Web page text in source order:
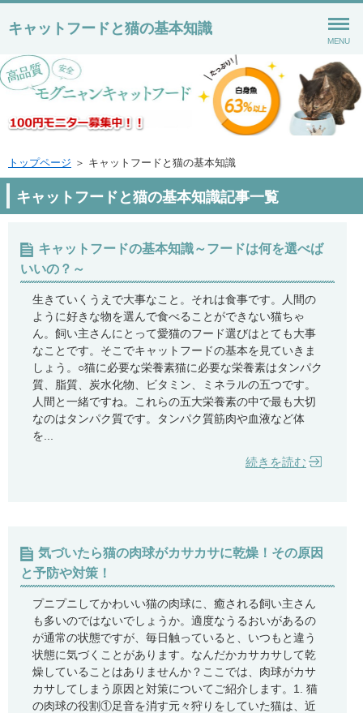
キャットフードと猫の基本知識
MENU
トップページ ＞ キャットフードと猫の基本知識
キャットフードと猫の基本知識記事一覧
キャットフードの基本知識～フードは何を選べば
いいの？～
生きていくうえで大事なこと。それは食事です。人間の
ように好きな物を選んで食べることができない猫ちゃ
ん。飼い主さんにとって愛猫のフード選びはとても大事
なことです。そこでキャットフードの基本を見ていきま
しょう。○猫に必要な栄養素猫に必要な栄養素はタンパク
質、脂質、炭水化物、ビタミン、ミネラルの五つです。
人間と一緒ですね。これらの五大栄養素の中で最も大切
なのはタンパク質です。タンパク質筋肉や血液など体
を...
続きを読む
気づいたら猫の肉球がカサカサに乾燥！その原因
と予防や対策！
プニプニしてかわいい猫の肉球に、癒される飼い主さん
も多いのではないでしょうか。適度なうるおいがあるの
が通常の状態ですが、毎日触っていると、いつもと違う
状態に気づくことがあります。なんだかカサカサして乾
燥していることはありませんか？ここでは、肉球がカサ
カサしてしまう原因と対策についてご紹介します。1. 猫
の肉球の役割①足音を消す元々狩りをしていた猫は、近